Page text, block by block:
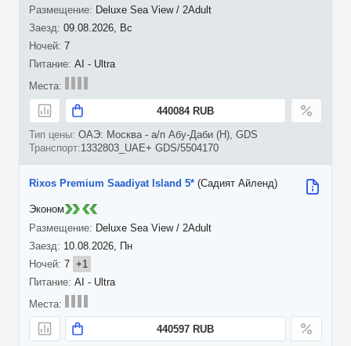
09.08.2026, Вс
7
Deluxe Sea View / 2Adult
AI - Ultra
440084 RUB
ОАЭ: Москва - а/п Абу-Даби (H), GDS
1332803_UAE+ GDS/5504170
10.08.2026, Пн
7 +1
Rixos Premium Saadiyat Island 5* (Садият Айленд)
Deluxe Sea View / 2Adult
AI - Ultra
440597 RUB
Эконом